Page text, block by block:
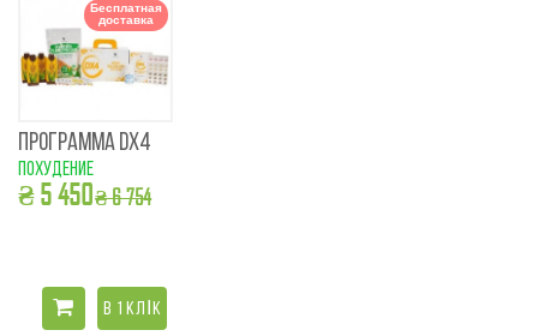
Бесплатная
доставка
ПРОГРАММА DX4
похудение
₴ 5 450₴ 6 754
В 1 КЛІК